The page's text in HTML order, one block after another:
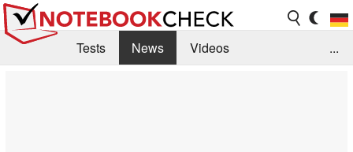
Tests News
Videos
...